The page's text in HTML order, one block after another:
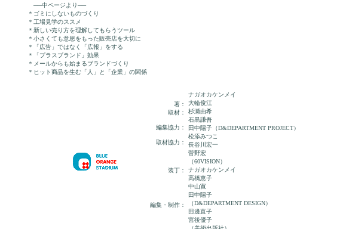
──中ページより──
＊ゴミにしないものづくり
＊工場見学のススメ
＊新しい売り方を理解してもらうツール
＊小さくても意思をもった販売店を大切に
＊「広告」ではなく「広報」をする
＊「プラスブランド」効果
＊メールからも始まるブランドづくり
＊ヒット商品を生む「人」と「企業」の関係
著：
取材：
編集協力：
取材協力：
装丁：
編集・制作：
ナガオカケンメイ
大輪俊江
杉瀬由希
石黒謙吾
田中陽子（D&DEPARTMENT PROJECT）
松添みつこ
長谷川宏一
菅野宏
（60VISION）
ナガオカケンメイ
高橋恵子
中山寛
田中陽子
（D&DEPARTMENT DESIGN）
田邊直子
宮後優子